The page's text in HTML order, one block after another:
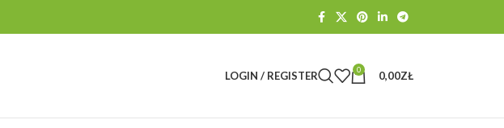
LOGIN / REGISTER 0 0,00ZŁ